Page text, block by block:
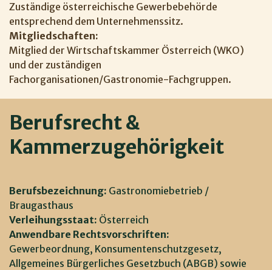
Zuständige österreichische Gewerbebehörde
entsprechend dem Unternehmenssitz.
Mitgliedschaften:
Mitglied der Wirtschaftskammer Österreich (WKO)
und der zuständigen
Fachorganisationen/Gastronomie-Fachgruppen.
Berufsrecht &
Kammerzugehörigkeit
Berufsbezeichnung: Gastronomiebetrieb /
Braugasthaus
Verleihungsstaat: Österreich
Anwendbare Rechtsvorschriften:
Gewerbeordnung, Konsumentenschutzgesetz,
Allgemeines Bürgerliches Gesetzbuch (ABGB) sowie